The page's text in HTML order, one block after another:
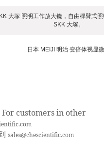
大塚 照明工作放大镜，自由桿臂式
SKK 大塚。
日本 MEIJI 明治 变倍体视显
customers in other
sales@chescientific.com